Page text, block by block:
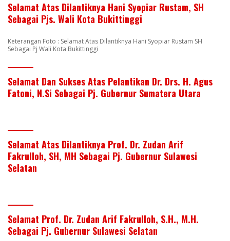
Selamat Atas Dilantiknya Hani Syopiar Rustam, SH
Sebagai Pjs. Wali Kota Bukittinggi
Keterangan Foto : Selamat Atas Dilantiknya Hani Syopiar Rustam SH
Sebagai Pj Wali Kota Bukittinggi
Selamat Dan Sukses Atas Pelantikan Dr. Drs. H. Agus
Fatoni, N.Si Sebagai Pj. Gubernur Sumatera Utara
Selamat Atas Dilantiknya Prof. Dr. Zudan Arif
Fakrulloh, SH, MH Sebagai Pj. Gubernur Sulawesi
Selatan
Selamat Prof. Dr. Zudan Arif Fakrulloh, S.H., M.H.
Sebagai Pj. Gubernur Sulawesi Selatan